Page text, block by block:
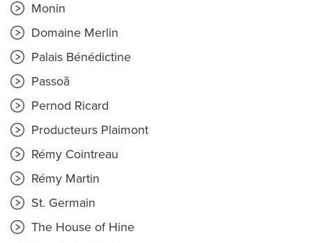
Monin
Domaine Merlin
Palais Bénédictine
Passoã
Pernod Ricard
Producteurs Plaimont
Rémy Cointreau
Rémy Martin
St. Germain
The House of Hine